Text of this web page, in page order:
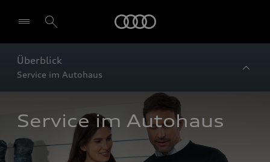
Überblick
Service im Autohaus
Service im Autohaus